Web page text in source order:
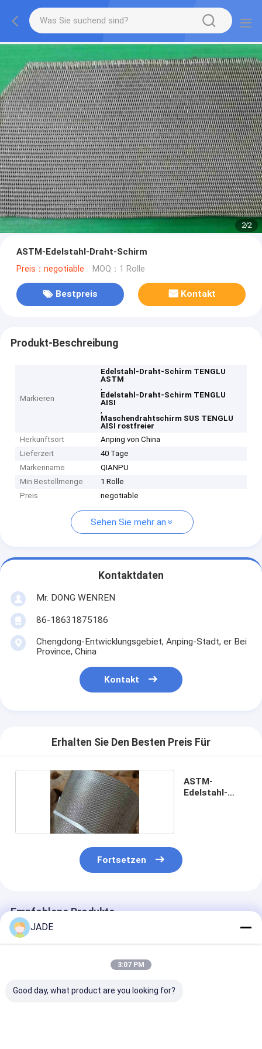
2/2
ASTM-Edelstahl-Draht-Schirm
Preis：negotiable MOQ：1 Rolle
Bestpreis Kontakt
Produkt-Beschreibung
Markieren
Edelstahl-Draht-Schirm TENGLU
ASTM
,
Edelstahl-Draht-Schirm TENGLU
AISI
,
Maschendrahtschirm SUS TENGLU
AISI rostfreier
Herkunftsort
Anping von China
Lieferzeit
40 Tage
Markenname
QIANPU
Min Bestellmenge
1 Rolle
Preis
negotiable
Sehen Sie mehr an
Kontaktdaten
Mr. DONG WENREN
86-18631875186
Chengdong-Entwicklungsgebiet, Anping-Stadt, er Bei
Province, China
Kontakt
Erhalten Sie Den Besten Preis Für
ASTM-
Edelstahl-
Fortsetzen
Empfohlene Produkte
JADE
3:07 PM
Good day, what product are you looking for?